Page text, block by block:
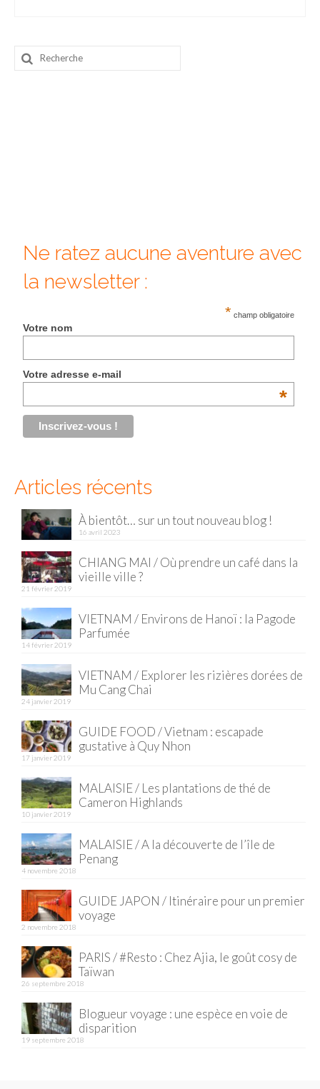
Mai Chau
Paris
Savoie
Allemagne
Munich
Danemark
Copenhague
Portugal
Royaume-Uni
ALLEMAGNE
– Munich
– Sucre
CHINE
– Beijing
– Guilin
– Xi’an
CORÉE DU SUD
– Séoul
DANEMARK
Rechercher
:
Ne ratez aucune aventure avec
la newsletter :
* champ obligatoire
Votre nom
Votre adresse e-mail
*
Articles récents
À bientôt… sur un tout nouveau blog !
16 avril 2023
CHIANG MAI / Où prendre un café dans la
vieille ville ?
21 février 2019
VIETNAM / Environs de Hanoï : la Pagode
Parfumée
14 février 2019
VIETNAM / Explorer les rizières dorées de
Mu Cang Chai
24 janvier 2019
GUIDE FOOD / Vietnam : escapade
gustative à Quy Nhon
17 janvier 2019
MALAISIE / Les plantations de thé de
Cameron Highlands
10 janvier 2019
MALAISIE / A la découverte de l’île de
Penang
4 novembre 2018
GUIDE JAPON / Itinéraire pour un premier
voyage
2 novembre 2018
PARIS / #Resto : Chez Ajia, le goût cosy de
Taïwan
26 septembre 2018
Blogueur voyage : une espèce en voie de
disparition
19 septembre 2018